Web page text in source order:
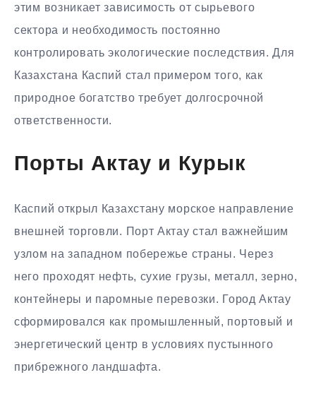
этим возникает зависимость от сырьевого
сектора и необходимость постоянно
контролировать экологические последствия. Для
Казахстана Каспий стал примером того, как
природное богатство требует долгосрочной
ответственности.
Порты Актау и Курык
Каспий открыл Казахстану морское направление
внешней торговли. Порт Актау стал важнейшим
узлом на западном побережье страны. Через
него проходят нефть, сухие грузы, металл, зерно,
контейнеры и паромные перевозки. Город Актау
сформировался как промышленный, портовый и
энергетический центр в условиях пустынного
прибрежного ландшафта.